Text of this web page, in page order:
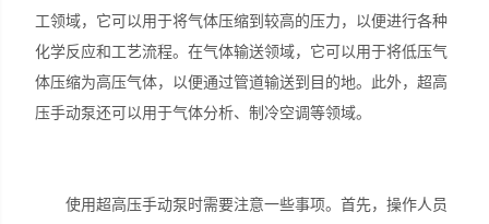
工领域，它可以用于将气体压缩到较高的压力，以便进行各种
化学反应和工艺流程。在气体输送领域，它可以用于将低压气
体压缩为高压气体，以便通过管道输送到目的地。此外，超高
压手动泵还可以用于气体分析、制冷空调等领域。
使用超高压手动泵时需要注意一些事项。首先，操作人员